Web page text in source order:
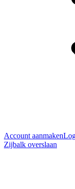
Account aanmaken
Zijbalk overslaan